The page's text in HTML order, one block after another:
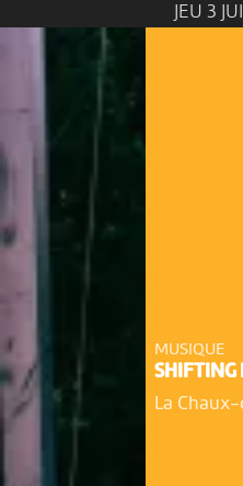
JEU 3
MUSIQUE
SHIFTING
La